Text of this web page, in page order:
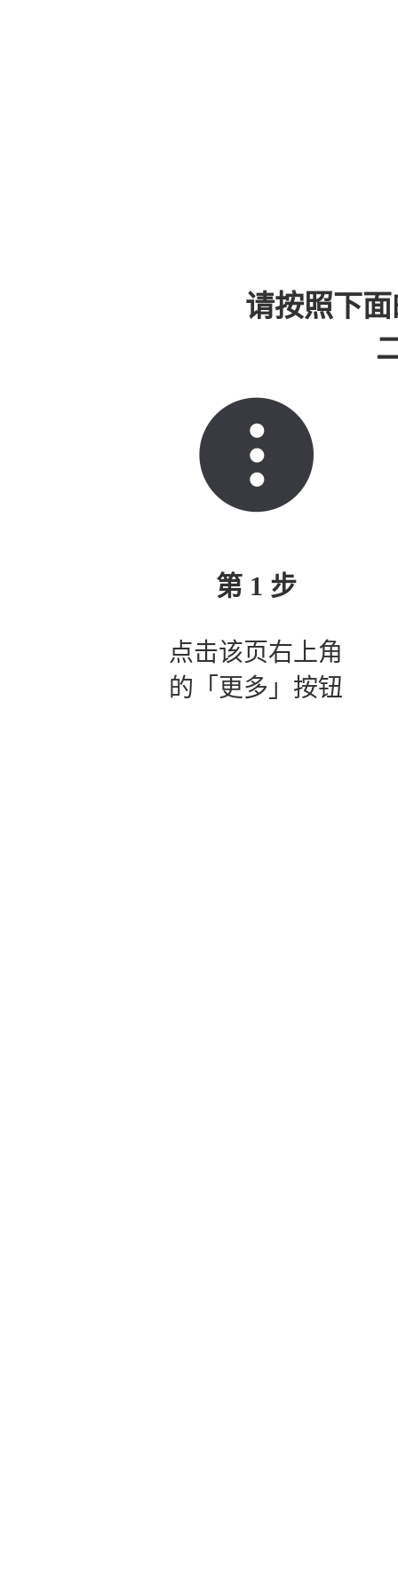
请按照下
第 1 步
点击该页右上角
的「更多」按钮